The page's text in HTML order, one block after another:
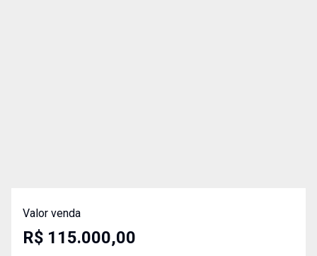
Valor venda
R$ 115.000,00